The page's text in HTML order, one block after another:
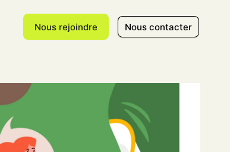
Nous rejoindre Nous contacter